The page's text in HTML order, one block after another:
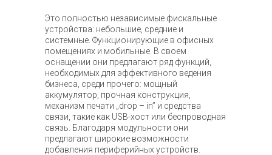
Это полностью независимые фискальные
устройства: небольшие, средние и
системные. Функционирующие в офисных
помещениях и мобильные. В своем
оснащении они предлагают ряд функций,
необходимых для эффективного ведения
бизнеса, среди прочего: мощный
аккумулятор, прочная конструкция,
механизм печати „drop – in” и средства
связи, такие как USB-хост или беспроводная
связь. Благодаря модульности они
предлагают широкие возможности
добавления периферийных устройств.